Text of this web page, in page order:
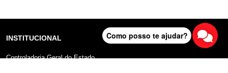
INSTITUCIONAL
Controladoria Geral do Estado
Como posso te ajudar?